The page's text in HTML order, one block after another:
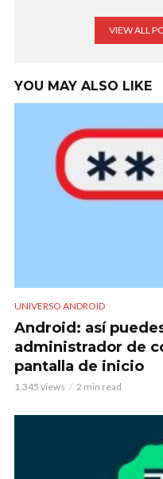
VIEW ALL
YOU MAY ALSO LIKE
UNIVERSO ANDROID
Android: así
administrador de
pantalla de inicio
1.345 views 2 min read